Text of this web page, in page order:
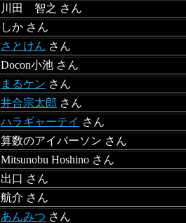
川田 智之 さん
しか さん
さとけん さん
Docon小池 さん
まるケン さん
井合宗太郎 さん
ハラギャーテイ さん
算数のアイバーソン さん
Mitsunobu Hoshino さん
出口 さん
航介 さん
あんみつ さん